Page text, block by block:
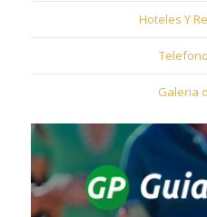
Hoteles Y
Galeria